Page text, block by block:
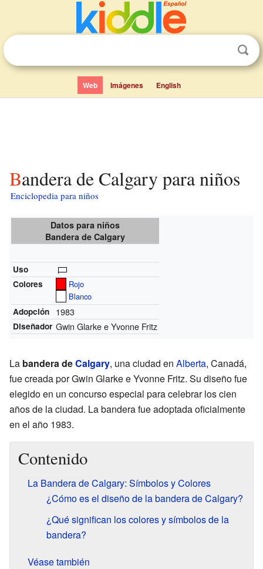
Web Imágenes English
Bandera de Calgary para niños
Enciclopedia para niños
Datos para niños
Bandera de Calgary
Uso
Colores
Rojo
Blanco
Adopción
1983
Diseñador Gwin Glarke e Yvonne Fritz
La bandera deCalgary, una ciudad en Alberta, Canadá,
fue creada por Gwin Glarke e Yvonne Fritz. Su diseño fue
elegido en un concurso especial para celebrar los cien
años de la ciudad. La bandera fue adoptada oficialmente
en el año 1983.
Contenido
La Bandera de Calgary: Símbolos y Colores
¿Cómo es el diseño de la bandera de Calgary?
¿Qué significan los colores y símbolos de la
bandera?
Véase también